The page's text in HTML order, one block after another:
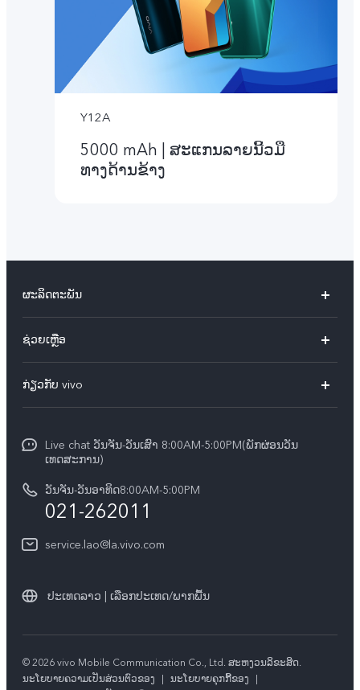
Y12A
5000 mAh | ສະແກນລາຍນີ້ວມື
ທາງດ້ານຂ້າງ
ຜະລິດຕະພັນ
ທຸກໂມເດວ
ຊ່ວຍເຫຼືອ
ສູນບໍລິການ
Funtouch OS
ການພິສູດຢືນຢັນ IMEI
ກວດສອບລາຄາອຸປະກອນເສີມ
ການອັບເດດລະບົບ
ກ່ຽວກັບ vivo
ແຈ້ງ​ການ​ທາງ​ກົດ​ໝາຍ
ສູນຄວາມເປັນສ່ວນຕົວ vivo
ຄວາມຍືນຍົງ
Live chat ວັນຈັນ-ວັນເສົາ 8:00AM-5:00PM(ພັກຜ່ອນວັນ
ເທດສະການ)
ວັນຈັນ-ວັນອາທິດ8:00AM-5:00PM
021-262011
service.lao@la.vivo.com
ປະເທດລາວ | ເລືອກປະເທດ/ພາກພື້ນ
© 2026 vivo Mobile Communication Co., Ltd. ສະຫງວນ​ລິ​ຂະ​ສິດ.
​ນະ​ໂຍ​ບາຍ​ຄວາມ​ເປັນ​ສ່ວນ​ຕົວ​ຂອງ
| ນະໂຍບາຍຄຸກກີ້ຂອງ
|